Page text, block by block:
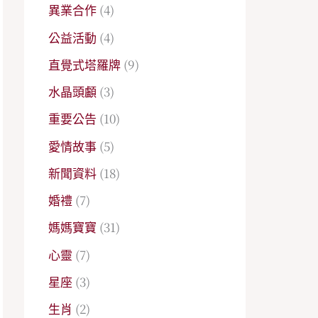
異業合作 (4)
公益活動 (4)
直覺式塔羅牌 (9)
水晶頭顱 (3)
重要公告 (10)
愛情故事 (5)
新聞資料 (18)
婚禮 (7)
媽媽寶寶 (31)
心靈 (7)
星座 (3)
生肖 (2)